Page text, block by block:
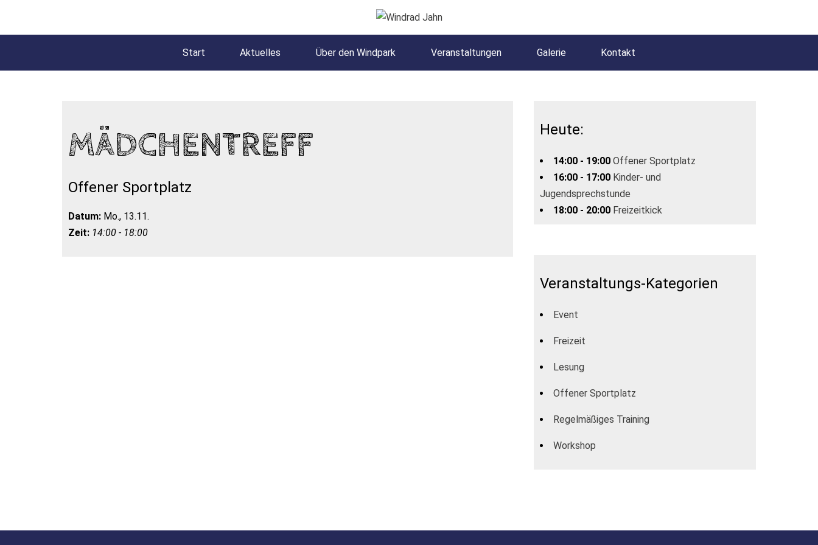
Start Aktuelles Über den Windpark Veranstaltungen Galerie Kontakt
MÄDCHENTREFF
Offener Sportplatz
Datum: Mo., 13.11.
Zeit: 14:00 - 18:00
Heute:
14:00 - 19:00 Offener Sportplatz
16:00 - 17:00 Kinder- und
Jugendsprechstunde
18:00 - 20:00 Freizeitkick
Veranstaltungs-Kategorien
Event
Freizeit
Lesung
Offener Sportplatz
Regelmäßiges Training
Workshop